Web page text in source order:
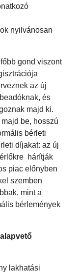
nyilvánosan
gond viszont
az új
és
majd ki.
be, hosszú
bérleti
díjakat: az új
hárítják
piac előnyben
szemben
mint a
bérlemények
lakhatási